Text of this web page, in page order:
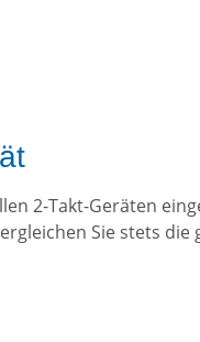
2-Takt-Geräten
Sie stets